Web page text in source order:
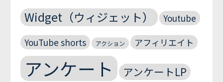
Widget（ウィジェット）
Youtube
YouTube shorts
アクション アフィリエイト
アンケート アンケートLP